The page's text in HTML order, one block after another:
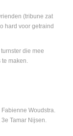
(tribune zat
hard voor getraind
die mee
te maken.
Woudstra.
Tamar Nijsen.